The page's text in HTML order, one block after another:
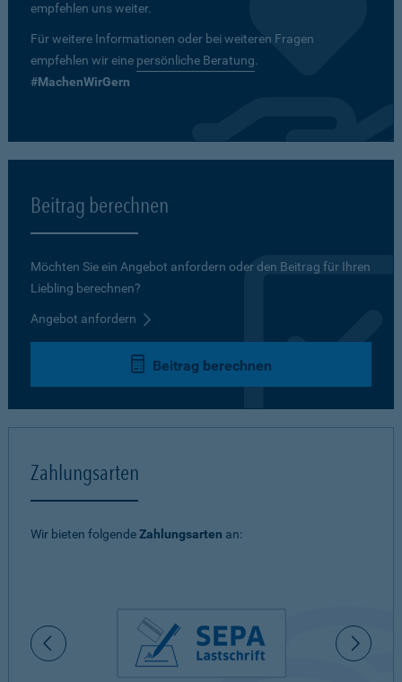
empfehlen uns weiter.
Für weitere Informationen oder bei weiteren Fragen
empfehlen wir eine persönliche Beratung.
#MachenWirGern
Beitrag berechnen
Möchten Sie ein Angebot anfordern oder den Beitrag für Ihren
Liebling berechnen?
Angebot anfordern
Beitrag berechnen
Zahlungsarten
Wir bieten folgendeZahlungsarten an: